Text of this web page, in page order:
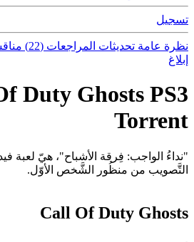
تسجيل
نظرة عامة تحديثات المراجعات (22)
إبلاغ
Duty Ghosts PS3
Torrent
"نداءُ الواجب: فِرقة الأشباح"،‏ هيّ لعبة
التَّصويب من منظُور الشَّخص الأوّل.
Call Of Duty Ghosts